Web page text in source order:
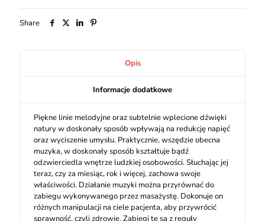
Share
Opis
Informacje dodatkowe
Piękne linie melodyjne oraz subtelnie wplecione dźwięki
natury w doskonały sposób wpływają na redukcję napięć
oraz wyciszenie umysłu. Praktycznie, wszędzie obecna
muzyka, w doskonały sposób kształtuje bądź
odzwierciedla wnętrze ludzkiej osobowości. Słuchając jej
teraz, czy za miesiąc, rok i więcej, zachowa swoje
właściwości. Działanie muzyki można przyrównać do
zabiegu wykonywanego przez masażystę. Dokonuje on
różnych manipulacji na ciele pacjenta, aby przywrócić
sprawność, czyli zdrowie. Zabiegi te są z reguły